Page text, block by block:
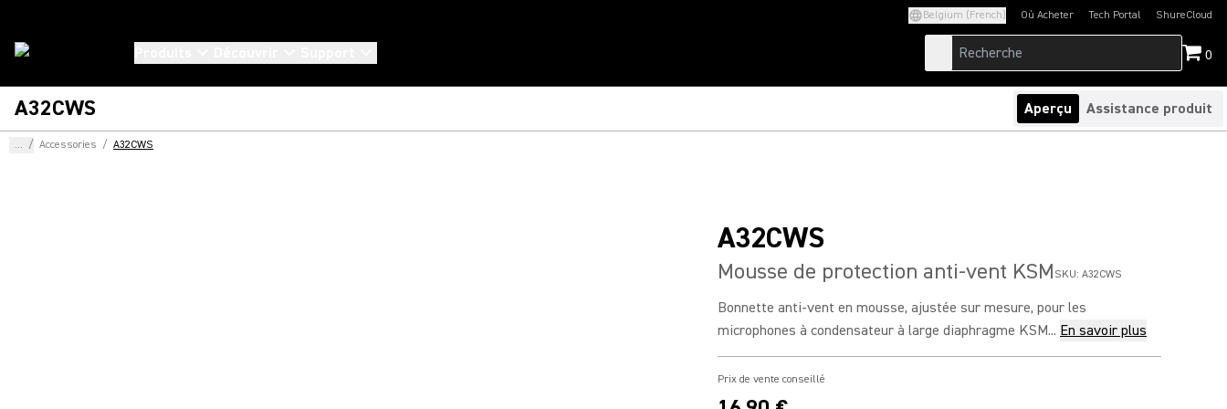
Belgium (French) Où Acheter Tech Portal
(Opens in a new tab)ShureCloud
(Opens in a new
0
A32CWS Aperçu Assistance produit
... / Accessories / A32CWS
A32CWS
Mousse de protection anti-vent KSM SKU: A32CWS
Bonnette anti-vent en mousse, ajustée sur mesure, pour les
microphones à condensateur à large diaphragme KSM... En savoir plus
Prix de vente conseillé